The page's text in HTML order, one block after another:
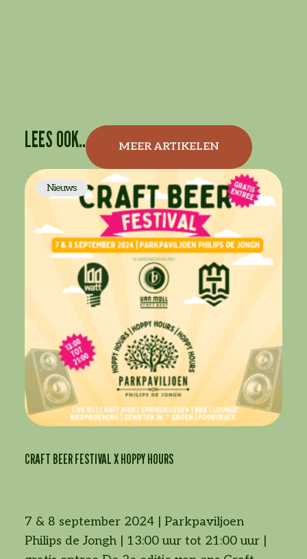
LEES OOK.. MEER ARTIKELEN
Nieuws
CRAFT BEER FESTIVAL X HOPPY HOURS
7 & 8 september 2024 | Parkpaviljoen
Philips de Jongh | 13:00 uur tot 21:00 uur |